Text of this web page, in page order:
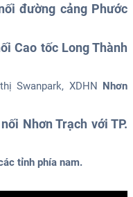
đường cảng Phước
Cao tốc Long Thành
Swanpark, XDHN Nhơn
Nhơn Trạch với TP.
tỉnh phía nam.